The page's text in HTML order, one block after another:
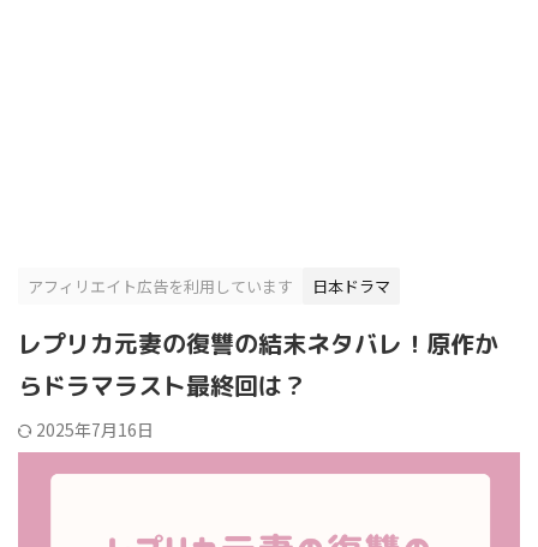
アフィリエイト広告を利用しています 日本ドラマ
レプリカ元妻の復讐の結末ネタバレ！原作か
らドラマラスト最終回は？
2025年7月16日